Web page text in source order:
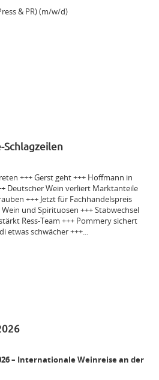
& PR) (m/w/d)
Premium Spirits (m/w/d)
(m/w/d) für den operativen Einkauf
(m/w/d) Gebiet Württemberg
(m/w/d)
Schlagzeilen
+++ Gerst geht +++ Hoffmann in
Deutscher Wein verliert Marktanteile
+++ Jetzt für Fachhandelspreis
und Spirituosen +++ Stabwechsel
Ress-Team +++ Pommery sichert
etwas schwächer +++...
– Internationale Weinreise an der